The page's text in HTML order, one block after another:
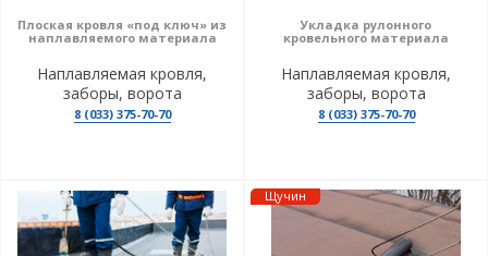
Плоская кровля «под ключ» из
наплавляемого материала
Наплавляемая кровля,
заборы, ворота
8 (033) 375-70-70
Укладка рулонного
кровельного материала
Наплавляемая кровля,
заборы, ворота
8 (033) 375-70-70
Щучин